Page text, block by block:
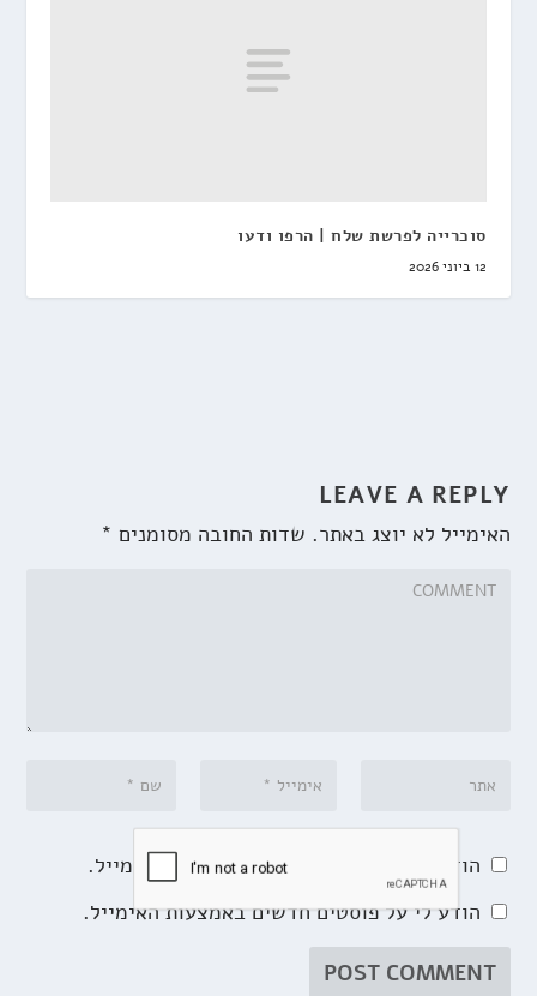
סוכרייה לפרשת שלח | הרפו ודעו
12 ביוני 2026
LEAVE A REPLY
האימייל לא יוצג באתר. שדות החובה מסומנים *
הודע לי על תגובות נוספות באמצעות האימייל.
הודע לי על פוסטים חדשים באמצעות האימייל.